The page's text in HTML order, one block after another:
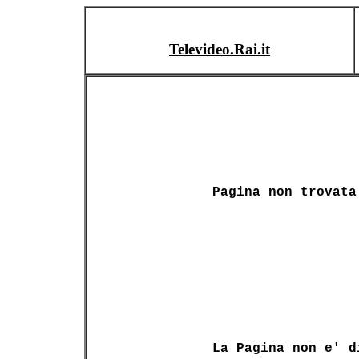
Televideo.Rai.it
Pagina non trovata
La Pagina non e'